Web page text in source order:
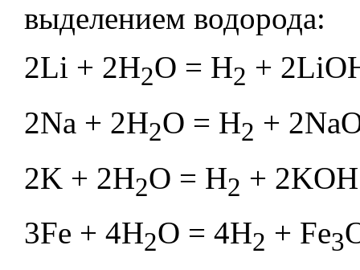
выделением водорода:
2Li + 2H2O = H2 +
2Na + 2H2O = H2 +
2K + 2H2O = H2 +
3Fe + 4H2O = 4H2 + Fe3